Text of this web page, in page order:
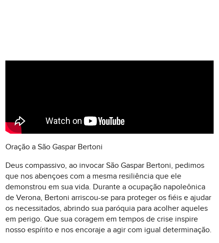
Oração a São Gaspar Bertoni
Deus compassivo, ao invocar São Gaspar Bertoni, pedimos
que nos abençoes com a mesma resiliência que ele
demonstrou em sua vida. Durante a ocupação napoleônica
de Verona, Bertoni arriscou-se para proteger os fiéis e ajudar
os necessitados, abrindo sua paróquia para acolher aqueles
em perigo. Que sua coragem em tempos de crise inspire
nosso espírito e nos encoraje a agir com igual determinação.